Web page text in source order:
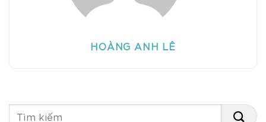
HOÀNG ANH LÊ